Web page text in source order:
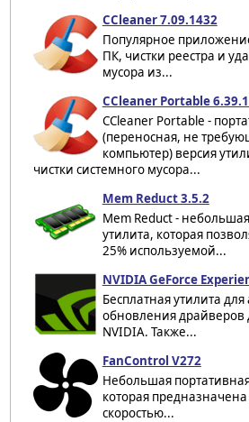
CCleaner 7.09.1432
Популярное
ПК, чистки реестра и
мусора из...
CCleaner Portable
CCleaner Portable -
(переносная, не
компьютер) версия
чистки системного мусора...
Mem Reduct 3.5.2
Mem Reduct -
утилита, которая
25% используемой...
NVIDIA GeForce
Бесплатная утилита
обновления драйверов
NVIDIA. Также...
FanControl V272
Небольшая
которая
скоростью...